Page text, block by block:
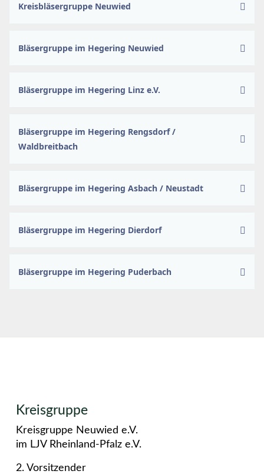
Kreisbläsergruppe Neuwied
Bläsergruppe im Hegering Neuwied
Bläsergruppe im Hegering Linz e.V.
Bläsergruppe im Hegering Rengsdorf /
Waldbreitbach
Bläsergruppe im Hegering Asbach / Neustadt
Bläsergruppe im Hegering Dierdorf
Bläsergruppe im Hegering Puderbach
Kreisgruppe
Kreisgruppe Neuwied e.V.
im LJV Rheinland-Pfalz e.V.
2. Vorsitzender